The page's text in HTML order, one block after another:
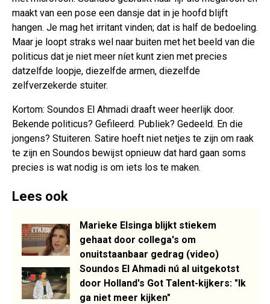
maakt van een pose een dansje dat in je hoofd blijft
hangen. Je mag het irritant vinden; dat is half de bedoeling.
Maar je loopt straks wel naar buiten met het beeld van die
politicus dat je niet meer níet kunt zien met precies
datzelfde loopje, diezelfde armen, diezelfde
zelfverzekerde stuiter.
Kortom: Soundos El Ahmadi draaft weer heerlijk door.
Bekende politicus? Gefileerd. Publiek? Gedeeld. En die
jongens? Stuiteren. Satire hoeft niet netjes te zijn om raak
te zijn en Soundos bewijst opnieuw dat hard gaan soms
precies is wat nodig is om iets los te maken.
Lees ook
Marieke Elsinga blijkt stiekem
gehaat door collega's om
onuitstaanbaar gedrag (video)
Soundos El Ahmadi nú al uitgekotst
door Holland's Got Talent-kijkers: "Ik
ga niet meer kijken"